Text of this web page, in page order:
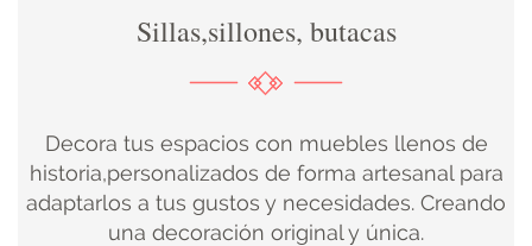
DECORACIÓN
DECOBODAS
Sillas,sillones, butacas
Decora tus espacios con muebles llenos de
historia,personalizados de forma artesanal para
adaptarlos a tus gustos y necesidades. Creando
una decoración original y única.